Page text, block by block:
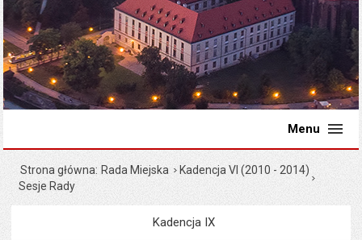
Menu
Strona główna Rada Miejska
Kadencja VI (2010 - 2014)
Sesje Rady
Menu
Kadencja IX